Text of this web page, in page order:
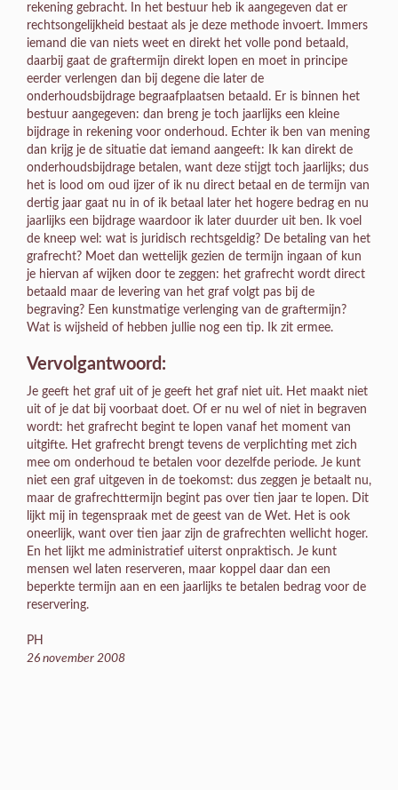
rekening gebracht. In het bestuur heb ik aangegeven dat er
rechtsongelijkheid bestaat als je deze methode invoert. Immers
iemand die van niets weet en direkt het volle pond betaald,
daarbij gaat de graftermijn direkt lopen en moet in principe
eerder verlengen dan bij degene die later de
onderhoudsbijdrage begraafplaatsen betaald. Er is binnen het
bestuur aangegeven: dan breng je toch jaarlijks een kleine
bijdrage in rekening voor onderhoud. Echter ik ben van mening
dan krijg je de situatie dat iemand aangeeft: Ik kan direkt de
onderhoudsbijdrage betalen, want deze stijgt toch jaarlijks; dus
het is lood om oud ijzer of ik nu direct betaal en de termijn van
dertig jaar gaat nu in of ik betaal later het hogere bedrag en nu
jaarlijks een bijdrage waardoor ik later duurder uit ben. Ik voel
de kneep wel: wat is juridisch rechtsgeldig? De betaling van het
grafrecht? Moet dan wettelijk gezien de termijn ingaan of kun
je hiervan af wijken door te zeggen: het grafrecht wordt direct
betaald maar de levering van het graf volgt pas bij de
begraving? Een kunstmatige verlenging van de graftermijn?
Wat is wijsheid of hebben jullie nog een tip. Ik zit ermee.
Vervolgantwoord:
Je geeft het graf uit of je geeft het graf niet uit. Het maakt niet
uit of je dat bij voorbaat doet. Of er nu wel of niet in begraven
wordt: het grafrecht begint te lopen vanaf het moment van
uitgifte. Het grafrecht brengt tevens de verplichting met zich
mee om onderhoud te betalen voor dezelfde periode. Je kunt
niet een graf uitgeven in de toekomst: dus zeggen je betaalt nu,
maar de grafrechttermijn begint pas over tien jaar te lopen. Dit
lijkt mij in tegenspraak met de geest van de Wet. Het is ook
oneerlijk, want over tien jaar zijn de grafrechten wellicht hoger.
En het lijkt me administratief uiterst onpraktisch. Je kunt
mensen wel laten reserveren, maar koppel daar dan een
beperkte termijn aan en een jaarlijks te betalen bedrag voor de
reservering.
PH
26 november 2008